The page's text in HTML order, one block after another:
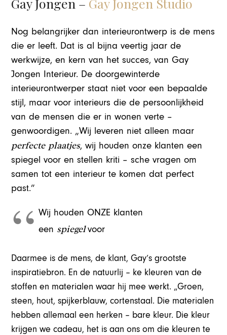
Nog belangrijker dan interieurontwerp is de mens
die er leeft. Dat is al bijna veertig jaar de
werkwijze, en kern van het succes, van Gay
Jongen Interieur. De doorgewinterde
interieurontwerper staat niet voor een bepaalde
stijl, maar voor interieurs die de persoonlijkheid
van de mensen die er in wonen verte –
genwoordigen. „Wij leveren niet alleen maar
perfecte plaatjes, wij houden onze klanten een
spiegel voor en stellen kriti – sche vragen om
samen tot een interieur te komen dat perfect
past.”
Wij houden ONZE klanten
een spiegelvoor
Daarmee is de mens, de klant, Gay’s grootste
inspiratiebron. En de natuurlij – ke kleuren van de
stoffen en materialen waar hij mee werkt. „Groen,
steen, hout, spijkerblauw, cortenstaal. Die materialen
hebben allemaal een herken – bare kleur. Die kleur
krijgen we cadeau, het is aan ons om die kleuren te